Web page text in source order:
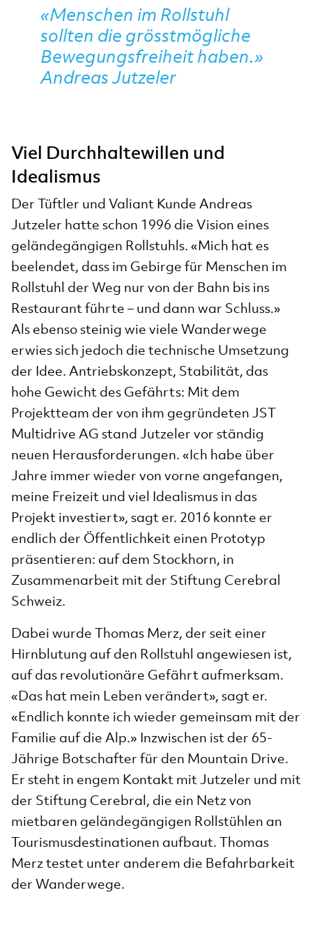
«Menschen im Rollstuhl
sollten die grösstmögliche
Bewegungsfreiheit haben.»
Andreas Jutzeler
Viel Durchhaltewillen und
Idealismus
Der Tüftler und Valiant Kunde Andreas
Jutzeler hatte schon 1996 die Vision eines
geländegängigen Rollstuhls. «Mich hat es
beelendet, dass im Gebirge für Menschen im
Rollstuhl der Weg nur von der Bahn bis ins
Restaurant führte – und dann war Schluss.»
Als ebenso steinig wie viele Wanderwege
erwies sich jedoch die technische Umsetzung
der Idee. Antriebskonzept, Stabilität, das
hohe Gewicht des Gefährts: Mit dem
Projektteam der von ihm gegründeten JST
Multidrive AG stand Jutzeler vor ständig
neuen Herausforderungen. «Ich habe über
Jahre immer wieder von vorne angefangen,
meine Freizeit und viel Idealismus in das
Projekt investiert», sagt er. 2016 konnte er
endlich der Öffentlichkeit einen Prototyp
präsentieren: auf dem Stockhorn, in
Zusammenarbeit mit der Stiftung Cerebral
Schweiz.
Dabei wurde Thomas Merz, der seit einer
Hirnblutung auf den Rollstuhl angewiesen ist,
auf das revolutionäre Gefährt aufmerksam.
«Das hat mein Leben verändert», sagt er.
«Endlich konnte ich wieder gemeinsam mit der
Familie auf die Alp.» Inzwischen ist der 65-
Jährige Botschafter für den Mountain Drive.
Er steht in engem Kontakt mit Jutzeler und mit
der Stiftung Cerebral, die ein Netz von
mietbaren geländegängigen Rollstühlen an
Tourismusdestinationen aufbaut. Thomas
Merz testet unter anderem die Befahrbarkeit
der Wanderwege.